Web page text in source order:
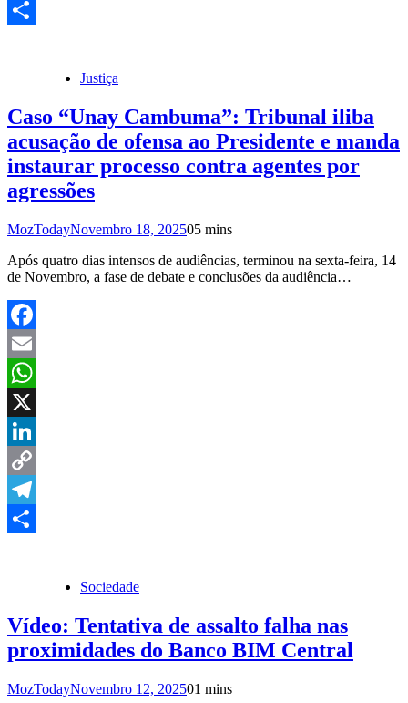
Link
Telegram
Justiça
Caso “Unay Cambuma”: Tribunal iliba
acusação de ofensa ao Presidente e manda
instaurar processo contra agentes por
agressões
MozTodayNovembro 18, 202505 mins
Após quatro dias intensos de audiências, terminou na sexta-feira, 14
de Novembro, a fase de debate e conclusões da audiência…
Facebook
Email
WhatsApp
X
LinkedIn
Copy
Link
Telegram
Sociedade
Vídeo: Tentativa de assalto falha nas
proximidades do Banco BIM Central
MozTodayNovembro 12, 202501 mins